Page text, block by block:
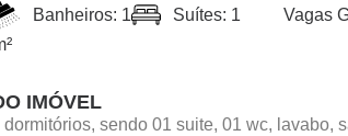
Banheiros: 1 Suítes: 1
Vagas
IMÓVEL
sendo 01 suite, 01 wc, lavabo,